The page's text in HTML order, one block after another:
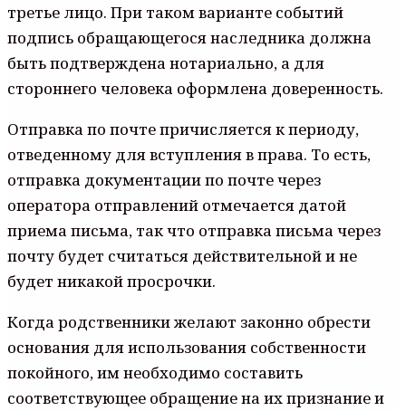
третье лицо. При таком варианте событий
подпись обращающегося наследника должна
быть подтверждена нотариально, а для
стороннего человека оформлена доверенность.
Отправка по почте причисляется к периоду,
отведенному для вступления в права. То есть,
отправка документации по почте через
оператора отправлений отмечается датой
приема письма, так что отправка письма через
почту будет считаться действительной и не
будет никакой просрочки.
Когда родственники желают законно обрести
основания для использования собственности
покойного, им необходимо составить
соответствующее обращение на их признание и